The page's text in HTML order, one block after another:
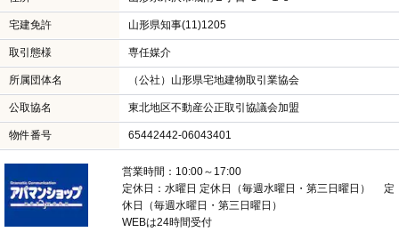
宅建免許 山形県知事(11)1205
取引態様 専任媒介
所属団体名 （公社）山形県宅地建物取引業協会
公取協名 東北地区不動産公正取引協議会加盟
物件番号 65442442-06043401
営業時間：10:00～17:00
定休日：水曜日 定休日（毎週水曜日・第三日曜日） 定
休日（毎週水曜日・第三日曜日）
WEBは24時間受付